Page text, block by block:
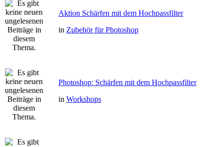
Aktion Schärfen mit dem Hochpassfilter
in Zubehör für Photoshop
Photoshop: Schärfen mit dem Hochpassfilter
in Workshops